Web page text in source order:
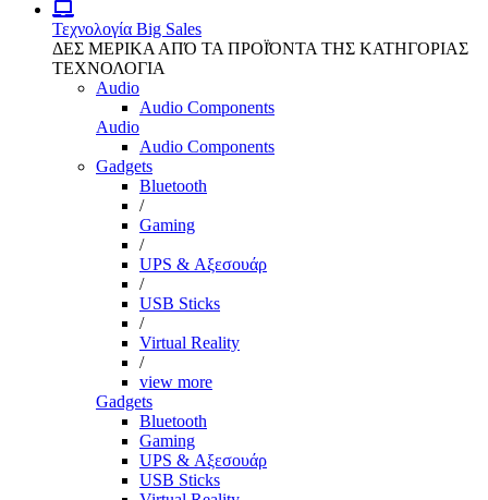
Τεχνολογία Big Sales
ΔΕΣ ΜΕΡΙΚΑ ΑΠΌ ΤΑ ΠΡΟΪΌΝΤΑ ΤΗΣ ΚΑΤΗΓΟΡΙΑΣ
ΤΕΧΝΟΛΟΓΙΑ
Audio
Audio Components
Audio
Audio Components
Gadgets
Bluetooth
/
Gaming
/
UPS & Αξεσουάρ
/
USB Sticks
/
Virtual Reality
/
view more
Gadgets
Bluetooth
Gaming
UPS & Αξεσουάρ
USB Sticks